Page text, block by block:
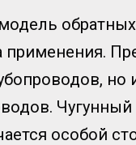
применения.
но
Чугунный
особой